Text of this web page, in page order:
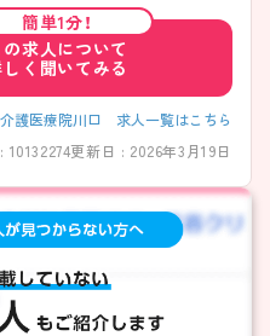
方にピッタリです! ご興味の
簡単1分！
の求人について
く聞いてみる
護医療院川口 求人一覧はこちら
10132274更新日 : 2026年3月19日